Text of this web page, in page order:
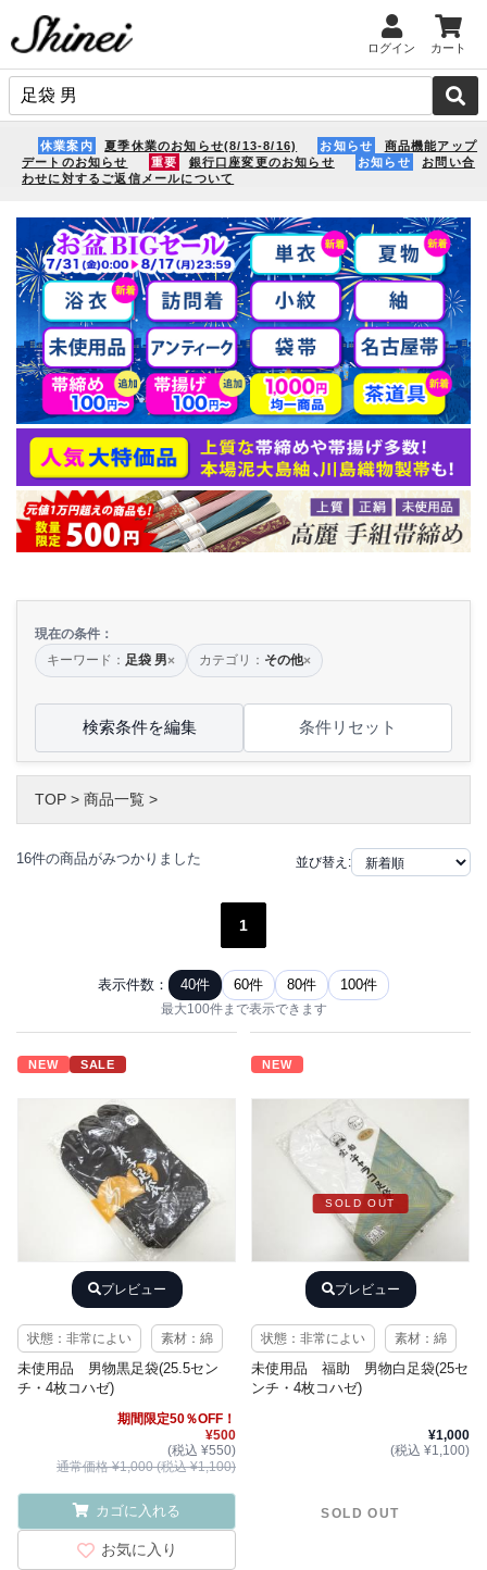
ログイン カート
休業案内 夏季休業のお知らせ(8/13-8/16) お知らせ
商品機能アップ
デートのお知らせ
重要 銀行口座変更のお知らせ お知らせ
お問い合
わせに対するご返信メールについて
現在の条件：
キーワード： 足袋 男× カテゴリ： その他×
検索条件を編集 条件リセット
TOP > 商品一覧 >
16件の商品がみつかりました 並び替え:
1
表示件数： 40件 60件 80件 100件
最大100件まで表示できます
NEW SALE
プレビュー
状態：非常によい 素材：綿
未使用品 男物黒足袋(25.5セン
チ・4枚コハゼ)
期間限定50％OFF！
¥500
(税込 ¥550)
通常価格 ¥1,000 (税込 ¥1,100)
カゴに入れる
お気に入り
NEW
SOLD OUT
プレビュー
状態：非常によい 素材：綿
未使用品 福助 男物白足袋(25セ
ンチ・4枚コハゼ)
¥1,000
(税込 ¥1,100)
SOLD OUT